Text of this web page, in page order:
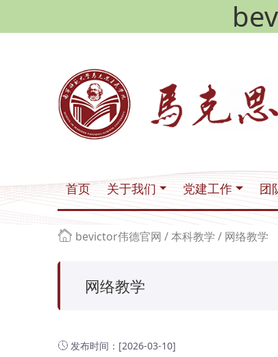
首页 关于我们 党建工作 团
bevictor伟德官网 /本科教学 / 网络教学
网络教学
发布时间：[2026-03-10]